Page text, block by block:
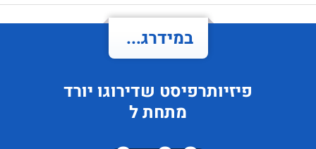
במידרג...
פיזיותרפיסט שדירוגו יורד
מתחת ל